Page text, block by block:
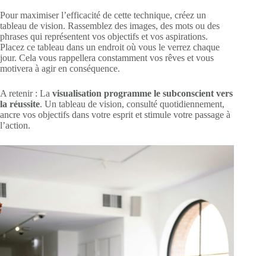
Pour maximiser l’efficacité de cette technique, créez un
tableau de vision. Rassemblez des images, des mots ou des
phrases qui représentent vos objectifs et vos aspirations.
Placez ce tableau dans un endroit où vous le verrez chaque
jour. Cela vous rappellera constamment vos rêves et vous
motivera à agir en conséquence.
A retenir : La visualisation programme le subconscient vers
la réussite. Un tableau de vision, consulté quotidiennement,
ancre vos objectifs dans votre esprit et stimule votre passage à
l’action.